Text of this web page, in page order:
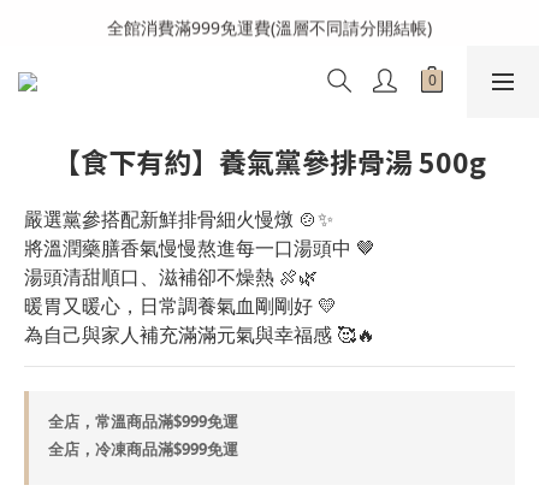
全館消費滿999免運費(溫層不同請分開結帳)
全館消費滿999免運費(溫層不同請分開結帳)
加入會員送購物金100元
【食下有約】養氣黨參排骨湯 500g
嚴選黨參搭配新鮮排骨細火慢燉 🍲✨
將溫潤藥膳香氣慢慢熬進每一口湯頭中 🤎
湯頭清甜順口、滋補卻不燥熱 🍖🌿
暖胃又暖心，日常調養氣血剛剛好 💛
為自己與家人補充滿滿元氣與幸福感 🥰🔥
全店，常溫商品滿$999免運
全店，冷凍商品滿$999免運